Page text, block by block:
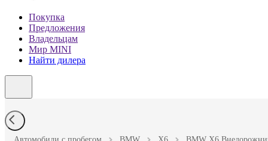
Покупка
Предложения
Владельцам
Мир MINI
Найти дилера